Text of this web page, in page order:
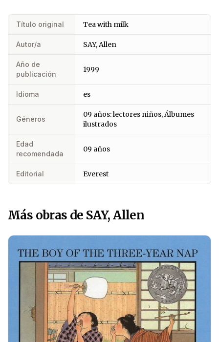
Título original Tea with milk
Autor/a SAY, Allen
Año de
publicación
1999
Idioma es
Géneros
09 años: lectores niños, Álbumes
ilustrados
Edad
recomendada
09 años
Editorial Everest
Más obras de SAY, Allen